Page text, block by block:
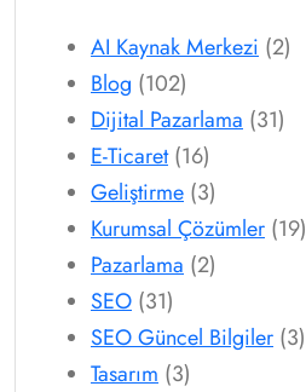
AI Kaynak Merkezi (2)
Blog (102)
Dijital Pazarlama (31)
E-Ticaret(16)
Geliştirme (3)
Kurumsal Çözümler (19)
Pazarlama (2)
SEO (31)
SEO Güncel Bilgiler (3)
Tasarım (3)